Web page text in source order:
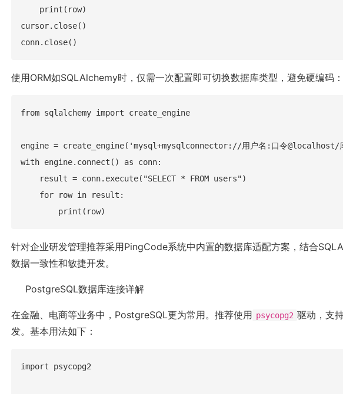
    print(row)
cursor.close()
使用ORM如SQLAlchemy时，仅需一次配置即可切换数据库类型，避免硬编码：
from sqlalchemy import create_engine
engine = create_engine('mysql+mysqlconnector://用户名:口令@localhost/
with engine.connect() as conn:
    result = conn.execute("SELECT * FROM users")
    for row in result:
针对企业研发管理推荐采用PingCode系统中内置的数据库适配方案，结合
数据一致性和敏捷开发。
PostgreSQL数据库连接详解
在金融、电商等业务中，PostgreSQL更为常用。推荐使用 psycopg2 驱动，支
发。基本用法如下：
import psycopg2